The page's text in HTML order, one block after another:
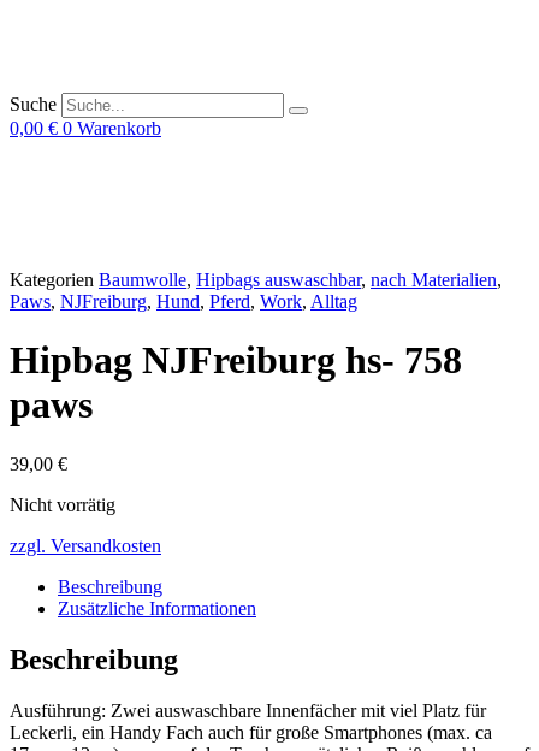
Suche
0,00 € 0 Warenkorb
Kategorien Baumwolle, Hipbags auswaschbar, nach Materialien,
Paws, NJFreiburg, Hund, Pferd, Work, Alltag
Hipbag NJFreiburg hs- 758
paws
39,00 €
Nicht vorrätig
zzgl. Versandkosten
Beschreibung
Zusätzliche Informationen
Beschreibung
Ausführung: Zwei auswaschbare Innenfächer mit viel Platz für
Leckerli, ein Handy Fach auch für große Smartphones (max. ca